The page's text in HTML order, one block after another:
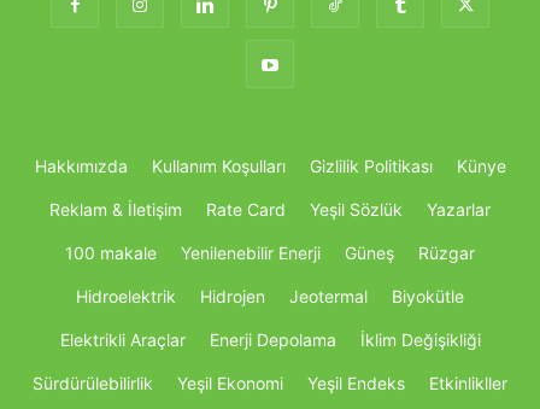
Hakkımızda Kullanım Koşulları Gizlilik Politikası Künye
Reklam & İletişim Rate Card Yeşil Sözlük Yazarlar
100 makale Yenilenebilir Enerji Güneş Rüzgar
Hidroelektrik Hidrojen Jeotermal Biyokütle
Elektrikli Araçlar Enerji Depolama İklim Değişikliği
Sürdürülebilirlik Yeşil Ekonomi Yeşil Endeks Etkinlikller